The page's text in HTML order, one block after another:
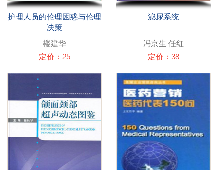
护理人员的伦理困惑与伦理
决策
楼建华
定价：25
泌尿系统
冯京生 任红
定价：38